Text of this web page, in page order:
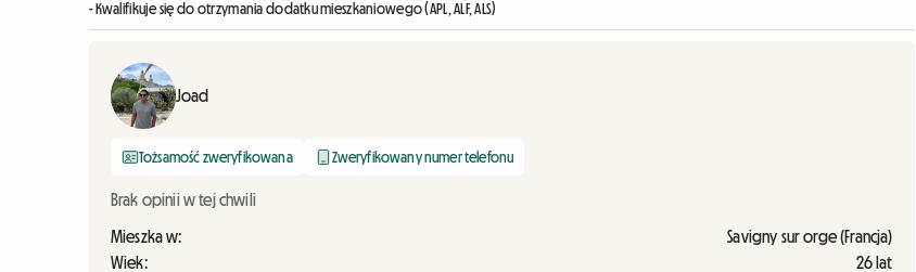
- Kwalifikuje się do otrzymania dodatku mieszkaniowego (APL, ALF, ALS)
Joad
Tożsamość zweryfikowana Zweryfikowany numer telefonu
Brak opinii w tej chwili
Mieszka w:
Savigny sur orge (Francja)
Wiek:
26 lat